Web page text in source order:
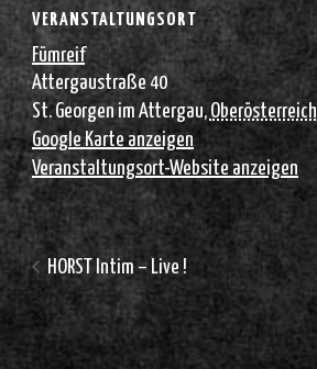
VERANSTALTUNGSORT
Fümreif
Attergaustraße 40
St. Georgen im Attergau, Oberösterreich
Google Karte anzeigen
Veranstaltungsort-Website anzeigen
HORST Intim – Live !